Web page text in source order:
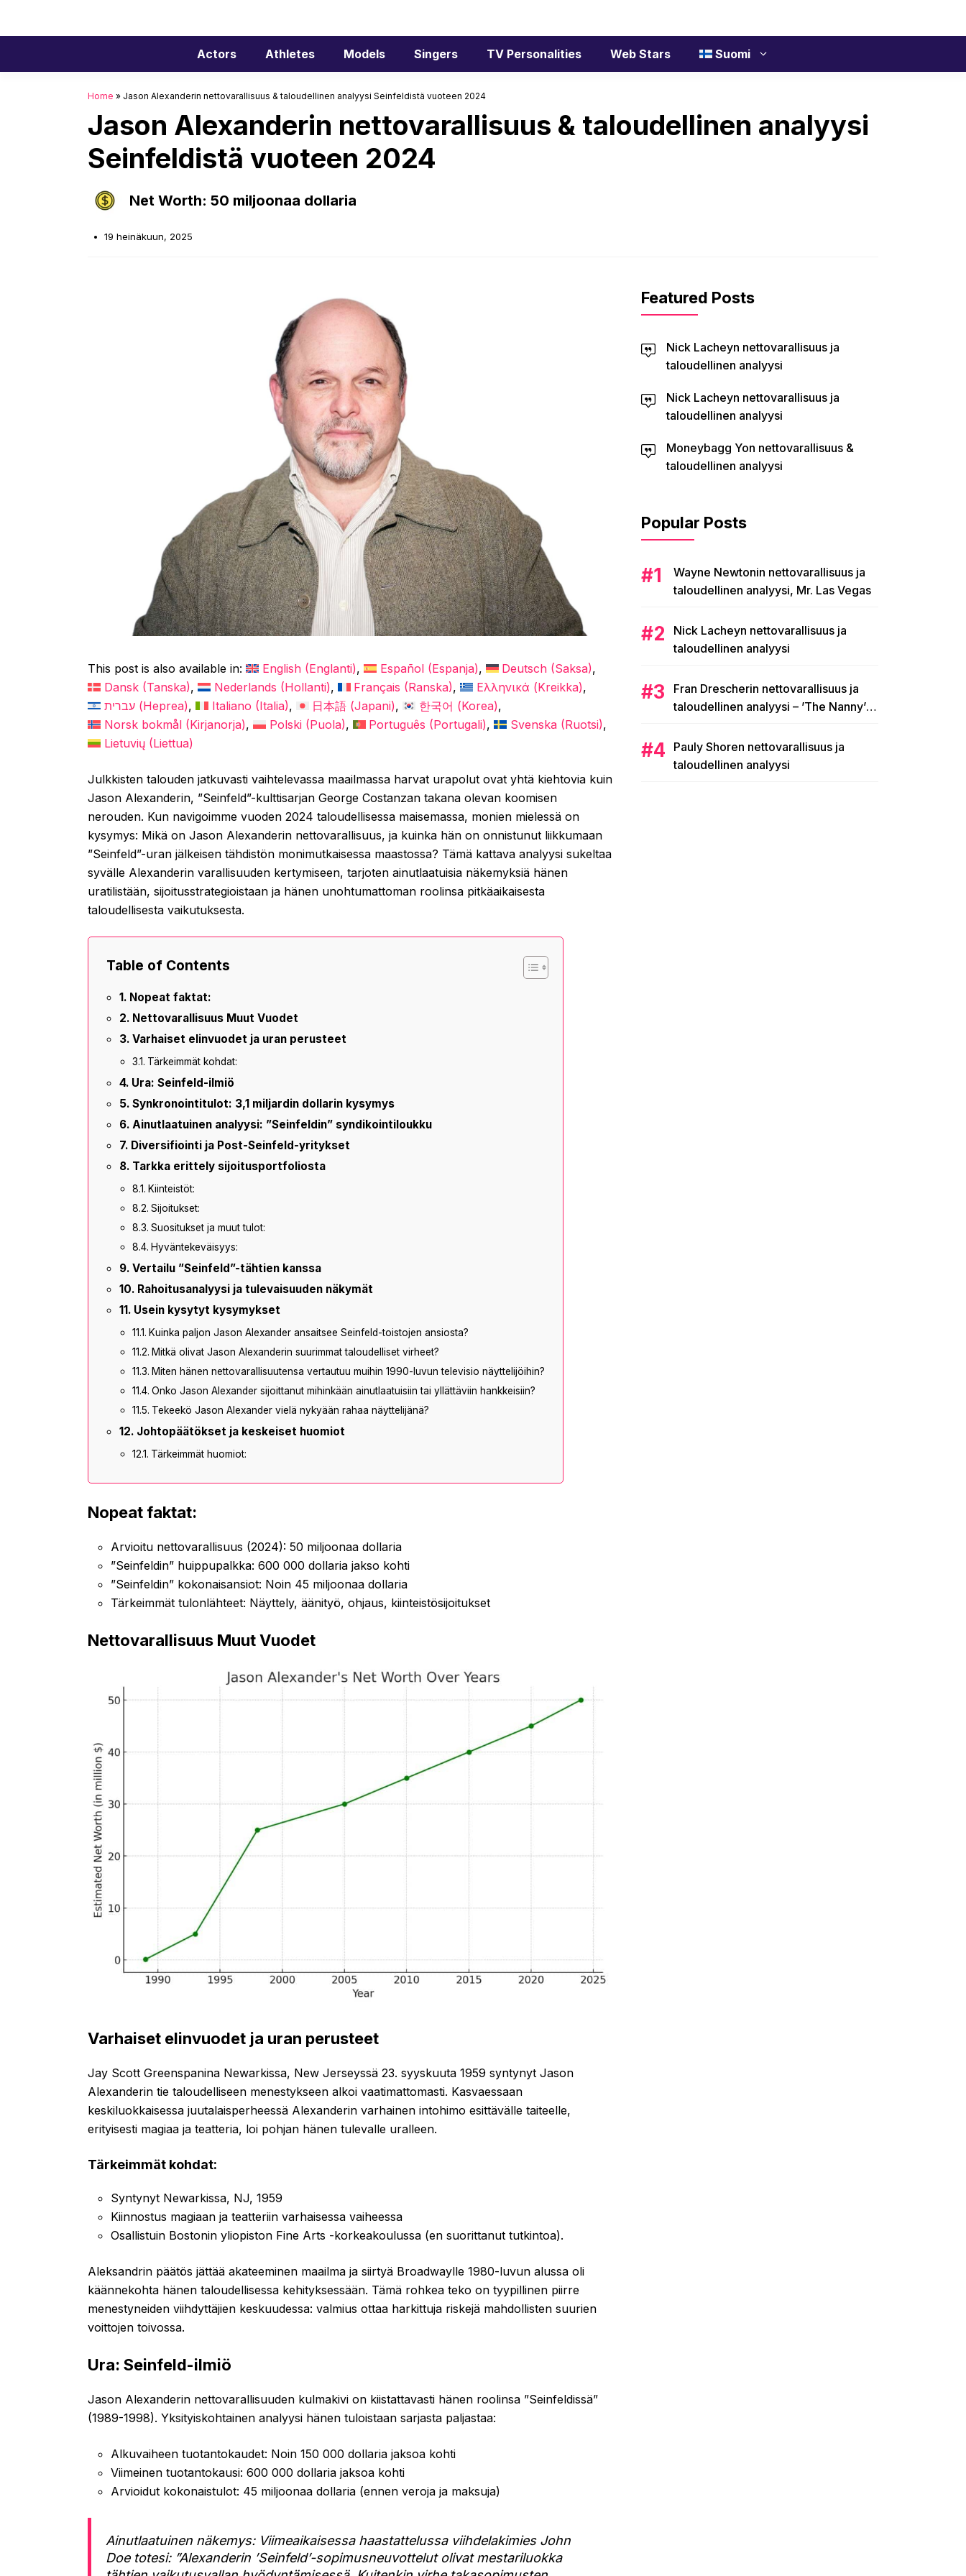
Actors
Athletes Models Singers TV Personalities Web Stars Suomi
Home » Jason Alexanderin nettovarallisuus & taloudellinen analyysi Seinfeldistä vuoteen 2024
Jason Alexanderin nettovarallisuus & taloudellinen analyysi
Seinfeldistä vuoteen 2024
Net Worth: 50 miljoonaa dollaria
19 heinäkuun, 2025
This post is also available in: English(Englanti) Español(Espanja) Deutsch (Saksa)
Dansk(Tanska) Nederlands (Hollanti) Français (Ranska) Ελληνικά (Kreikka)
עברית(Heprea) Italiano (Italia) 日本語 (Japani) 한국어 (Korea)
Norsk bokmål(Kirjanorja) Polski(Puola) Português (Portugali) Svenska (Ruotsi)
Lietuvių(Liettua)
Julkkisten talouden jatkuvasti vaihtelevassa maailmassa harvat urapolut ovat yhtä kiehtovia kuin
Jason Alexanderin, ”Seinfeld”-kulttisarjan George Costanzan takana olevan koomisen
nerouden. Kun navigoimme vuoden 2024 taloudellisessa maisemassa, monien mielessä on
kysymys: Mikä on Jason Alexanderin nettovarallisuus, ja kuinka hän on onnistunut liikkumaan
”Seinfeld”-uran jälkeisen tähdistön monimutkaisessa maastossa? Tämä kattava analyysi sukeltaa
syvälle Alexanderin varallisuuden kertymiseen, tarjoten ainutlaatuisia näkemyksiä hänen
uratilistään, sijoitusstrategioistaan ja hänen unohtumattoman roolinsa pitkäaikaisesta
taloudellisesta vaikutuksesta.
Table of Contents
Nopeat faktat:
Nettovarallisuus Muut Vuodet
Varhaiset elinvuodet ja uran perusteet
Tärkeimmät kohdat:
Ura: Seinfeld-ilmiö
Synkronointitulot: 3,1 miljardin dollarin kysymys
Ainutlaatuinen analyysi: ”Seinfeldin” syndikointiloukku
Diversifiointi ja Post-Seinfeld-yritykset
Tarkka erittely sijoitusportfoliosta
Kiinteistöt:
Sijoitukset:
Suositukset ja muut tulot:
Hyväntekeväisyys:
Vertailu ”Seinfeld”-tähtien kanssa
Rahoitusanalyysi ja tulevaisuuden näkymät
Usein kysytyt kysymykset
Kuinka paljon Jason Alexander ansaitsee Seinfeld-toistojen ansiosta?
Mitkä olivat Jason Alexanderin suurimmat taloudelliset virheet?
Miten hänen nettovarallisuutensa vertautuu muihin 1990-luvun televisio näyttelijöihin?
Onko Jason Alexander sijoittanut mihinkään ainutlaatuisiin tai yllättäviin hankkeisiin?
Tekeekö Jason Alexander vielä nykyään rahaa näyttelijänä?
Johtopäätökset ja keskeiset huomiot
Tärkeimmät huomiot:
Nopeat faktat:
Arvioitu nettovarallisuus (2024): 50 miljoonaa dollaria
”Seinfeldin” huippupalkka: 600 000 dollaria jakso kohti
”Seinfeldin” kokonaisansiot: Noin 45 miljoonaa dollaria
Tärkeimmät tulonlähteet: Näyttely, äänityö, ohjaus, kiinteistösijoitukset
Nettovarallisuus Muut Vuodet
Varhaiset elinvuodet ja uran perusteet
Jay Scott Greenspanina Newarkissa, New Jerseyssä 23. syyskuuta 1959 syntynyt Jason
Alexanderin tie taloudelliseen menestykseen alkoi vaatimattomasti. Kasvaessaan
keskiluokkaisessa juutalaisperheessä Alexanderin varhainen intohimo esittävälle taiteelle,
erityisesti magiaa ja teatteria, loi pohjan hänen tulevalle uralleen.
Tärkeimmät kohdat:
Syntynyt Newarkissa, NJ, 1959
Kiinnostus magiaan ja teatteriin varhaisessa vaiheessa
Osallistuin Bostonin yliopiston Fine Arts -korkeakoulussa (en suorittanut tutkintoa).
Aleksandrin päätös jättää akateeminen maailma ja siirtyä Broadwaylle 1980-luvun alussa oli
käännekohta hänen taloudellisessa kehityksessään. Tämä rohkea teko on tyypillinen piirre
menestyneiden viihdyttäjien keskuudessa: valmius ottaa harkittuja riskejä mahdollisten suurien
voittojen toivossa.
Ura: Seinfeld-ilmiö
Jason Alexanderin nettovarallisuuden kulmakivi on kiistattavasti hänen roolinsa ”Seinfeldissä”
(1989-1998). Yksityiskohtainen analyysi hänen tuloistaan sarjasta paljastaa:
Alkuvaiheen tuotantokaudet: Noin 150 000 dollaria jaksoa kohti
Viimeinen tuotantokausi: 600 000 dollaria jaksoa kohti
Arvioidut kokonaistulot: 45 miljoonaa dollaria (ennen veroja ja maksuja)
Ainutlaatuinen näkemys: Viimeaikaisessa haastattelussa viihdelakimies John
Doe totesi: ”Alexanderin ’Seinfeld’-sopimusneuvottelut olivat mestariluokka
Featured Posts
Nick Lacheyn nettovarallisuus ja
taloudellinen analyysi
Nick Lacheyn nettovarallisuus ja
taloudellinen analyysi
Moneybagg Yon nettovarallisuus &
taloudellinen analyysi
Popular Posts
Wayne Newtonin nettovarallisuus ja
taloudellinen analyysi, Mr. Las Vegas
Nick Lacheyn nettovarallisuus ja
taloudellinen analyysi
Fran Drescherin nettovarallisuus ja
taloudellinen analyysi – ’The Nanny’ -
valtakunta
Pauly Shoren nettovarallisuus ja
taloudellinen analyysi